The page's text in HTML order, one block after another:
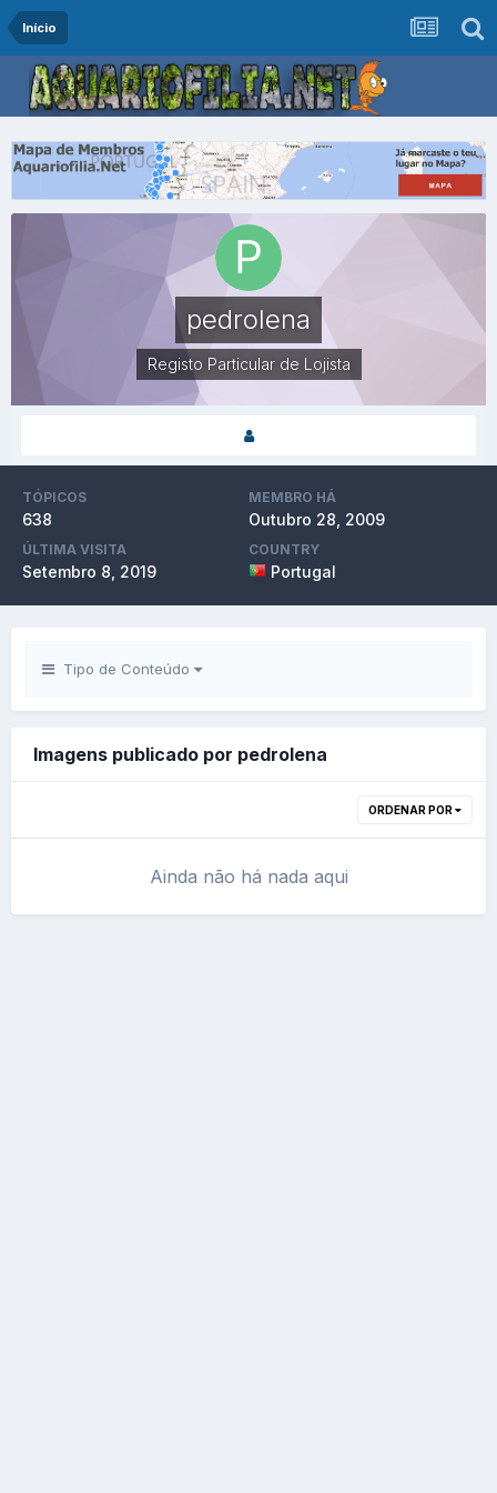
Início
pedrolena
Registo Particular de Lojista
TÓPICOS
638
MEMBRO HÁ
Outubro 28, 2009
ÚLTIMA VISITA
Setembro 8, 2019
COUNTRY
Portugal
Tipo de Conteúdo
Imagens publicado por pedrolena
ORDENAR POR
Ainda não há nada aqui